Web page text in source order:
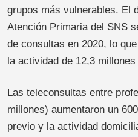
grupos más vulnerables. El
Atención Primaria del SNS
de consultas en 2020, lo
la actividad de 12,3
Las teleconsultas entre
millones) aumentaron un
previo y la actividad